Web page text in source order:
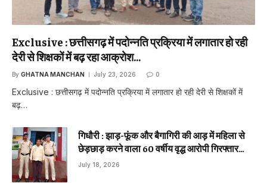
Exclusive : छत्तीसगढ़ में पदोन्नति प्रक्रिया में लगातार हो रही
देरी से शिक्षकों में बढ़ रहा आक्रोश…
By GHATNA MANCHAN July 23, 2026 0
Exclusive : छत्तीसगढ़ में पदोन्नति प्रक्रिया में लगातार हो रही देरी से शिक्षकों में
बढ़…
गिधौरी : झाड़-फूंक और बैगागिरी की आड़ में महिला से
छेड़छाड़ करने वाला 60 वर्षीय वृद्ध आरोपी गिरफ्तार…
July 18, 2026